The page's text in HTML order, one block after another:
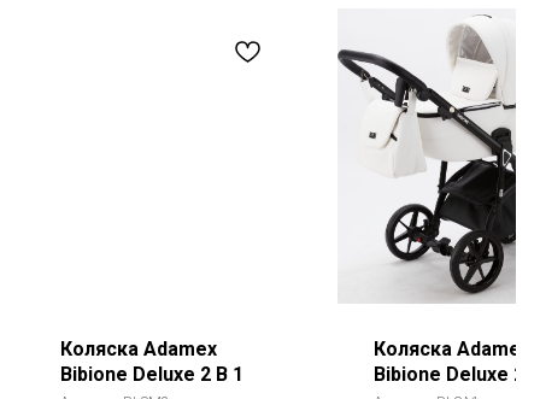
Коляска Adamex
Bibione Deluxe 2 В 1
Коляска Adamex
Bibione Deluxe 2